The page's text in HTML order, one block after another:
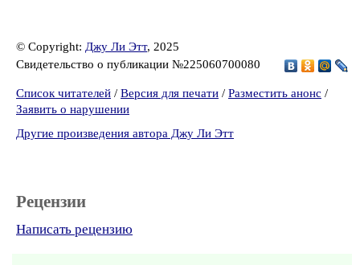
© Copyright: Джу Ли Этт, 2025
Свидетельство о публикации №225060700080
Список читателей / Версия для печати / Разместить анонс /
Заявить о нарушении
Другие произведения автора Джу Ли Этт
Рецензии
Написать рецензию